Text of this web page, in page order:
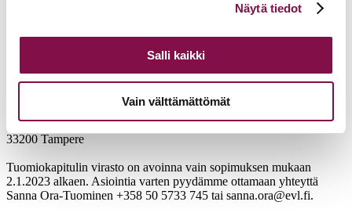
linkistä.
Näytä tiedot
Salli kaikki
Vain välttämättömät
Näsilinnankatu 26 (7. krs)
33200 Tampere
Tuomiokapitulin virasto on avoinna vain sopimuksen mukaan
2.1.2023 alkaen. Asiointia varten pyydämme ottamaan yhteyttä
Sanna Ora-Tuominen +358 50 5733 745 tai sanna.ora@evl.fi.